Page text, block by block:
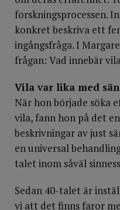
forskningsprocessen.
konkret beskriva ett
ingångsfråga. I
frågan: Vad innebär
Vila var lika med
När hon började söka
vila, fann hon på det
beskrivningar av just
en universal
talet inom såväl
Sedan 40-talet är
vi att det finns faror